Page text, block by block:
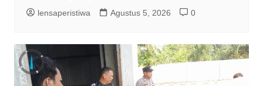
lensaperistiwa Agustus 5, 2026 0